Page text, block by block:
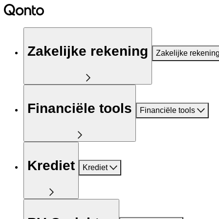
Zakelijke rekening Zakelijke
Financiële tools Financiële tools
Krediet Krediet